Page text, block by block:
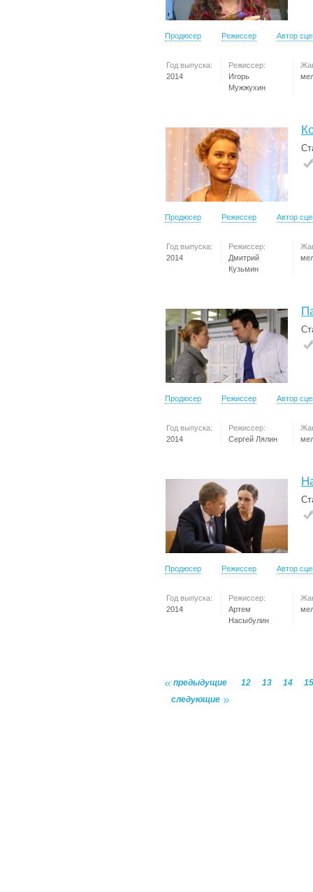
Продюсер Режиссер Автор
Год выпуска:
2014
Режиссер:
Игорь
Мужжухин
Продюсер Режиссер Автор
Год выпуска:
2014
Режиссер:
Дмитрий
Кузьмин
Продюсер Режиссер Автор
Год выпуска:
2014
Режиссер:
Сергей Лялин
Продюсер Режиссер Автор
Год выпуска:
2014
Режиссер:
Артем
Насыбулин
предыдущие 12 13 14
15
следующие